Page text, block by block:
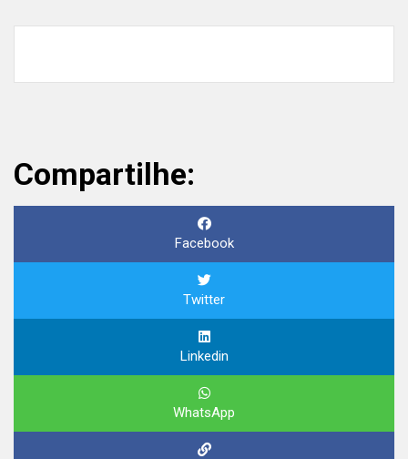
Compartilhe:
Facebook
Twitter
Linkedin
WhatsApp